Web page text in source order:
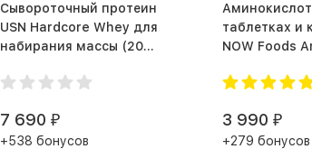
Сывороточный протеин
USN Hardcore Whey для
набирания массы (2000
7 690 ₽
+538 бонусов
таблетках и
NOW Foods
3 990 ₽
+279 бонусов